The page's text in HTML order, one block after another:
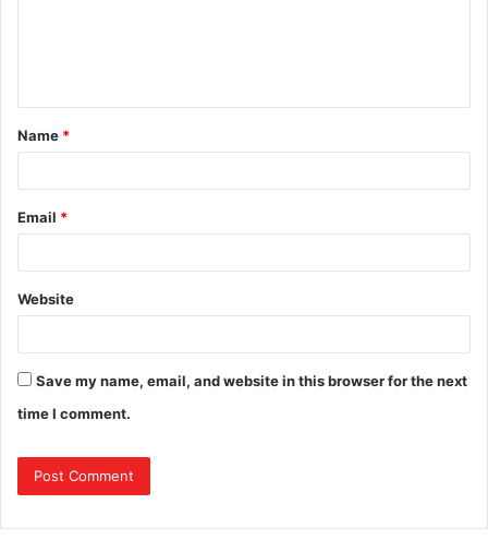
Name *
Email *
Website
Save my name, email, and website in this browser for the next
time I comment.